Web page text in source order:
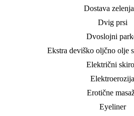
Dostava
Dvig prsi
Dvoslojni
Ekstra deviško oljčno olje
Električni
Elektroerozija
Erotične
Eyeliner